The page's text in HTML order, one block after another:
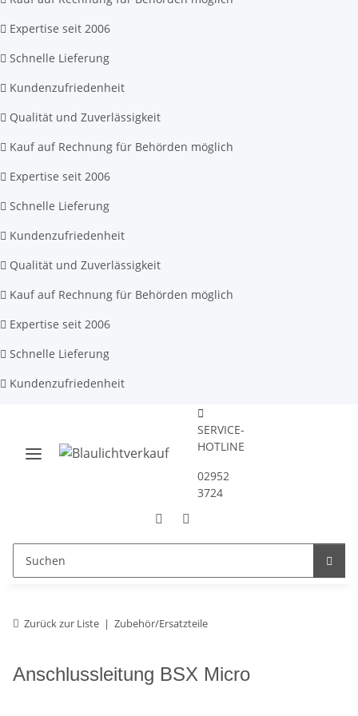
Expertise seit 2006
Schnelle Lieferung
Kundenzufriedenheit
Qualität und Zuverlässigkeit
Kauf auf Rechnung für Behörden möglich
Expertise seit 2006
Schnelle Lieferung
Kundenzufriedenheit
Qualität und Zuverlässigkeit
Kauf auf Rechnung für Behörden möglich
Expertise seit 2006
Schnelle Lieferung
Kundenzufriedenheit
SERVICE-
HOTLINE
02952
3724
Zurück zur Liste Zubehör/Ersatzteile
Anschlussleitung BSX Micro